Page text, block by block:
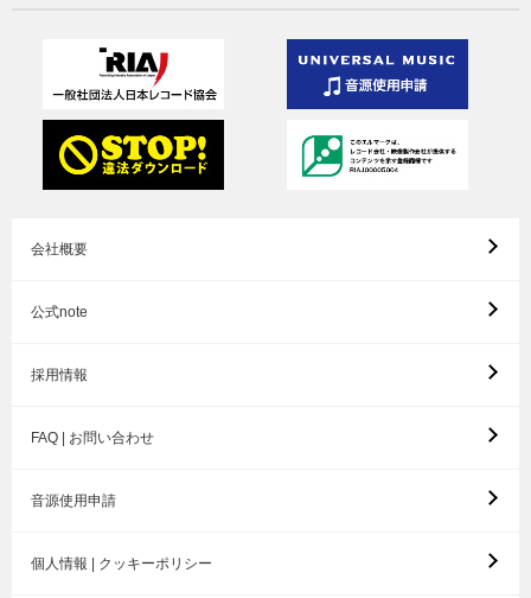
会社概要
公式note
採用情報
FAQ | お問い合わせ
音源使用申請
個人情報 | クッキーポリシー